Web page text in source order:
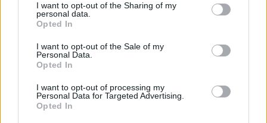
not limited to your visit or usage behaviour. You may click to
grant or deny consent to Google and its third-party tags to
use your data for below specified purposes in below Google
consent section.
I want to opt-out of the Sharing of my
personal data.
Opted In
I want to opt-out of the Sale of my
Personal Data.
Opted In
I want to opt-out of processing my
Personal Data for Targeted Advertising.
Opted In